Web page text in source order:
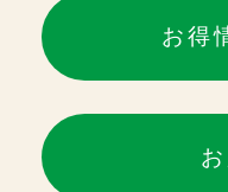
お得